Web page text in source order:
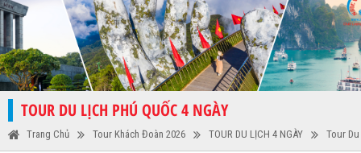
TOUR DU LỊCH PHÚ QUỐC 4 NGÀY
Trang Chủ Tour Khách Đoàn 2026 TOUR DU LỊCH 4 NGÀY Tour